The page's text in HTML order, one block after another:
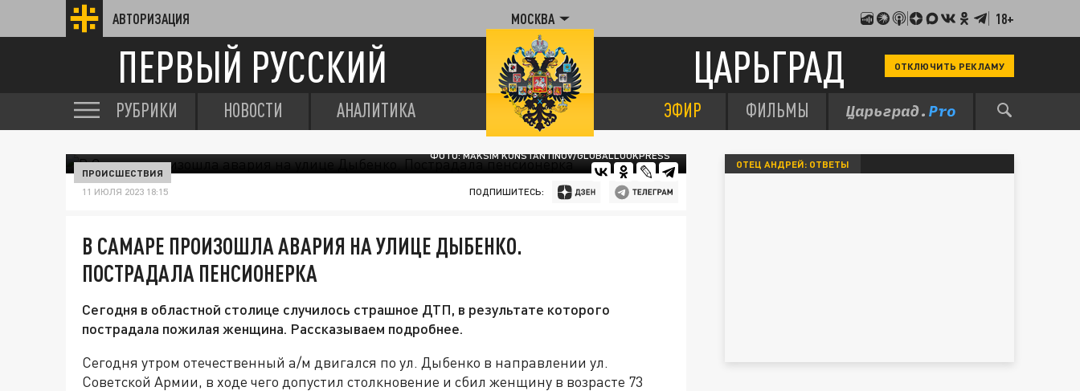
АВТОРИЗАЦИЯ МОСКВА 18+
ПЕРВЫЙ РУССКИЙ ЦАРЬГРАД ОТКЛЮЧИТЬ РЕКЛАМУ
РУБРИКИ НОВОСТИ АНАЛИТИКА ЭФИР ФИЛЬМЫ
ФОТО: MAKSIM KONSTANTINOV/GLOBALLOOKPRESS
ПРОИСШЕСТВИЯ
11 ИЮЛЯ 2023 18:15 ПОДПИШИТЕСЬ:
В САМАРЕ ПРОИЗОШЛА АВАРИЯ НА УЛИЦЕ ДЫБЕНКО.
ПОСТРАДАЛА ПЕНСИОНЕРКА
Сегодня в областной столице случилось страшное ДТП, в результате которого
пострадала пожилая женщина. Рассказываем подробнее.
Сегодня утром отечественный а/м двигался по ул. Дыбенко в направлении ул.
Советской Армии, в ходе чего допустил столкновение и сбил женщину в возрасте 73
ОТЕЦ АНДРЕЙ: ОТВЕТЫ